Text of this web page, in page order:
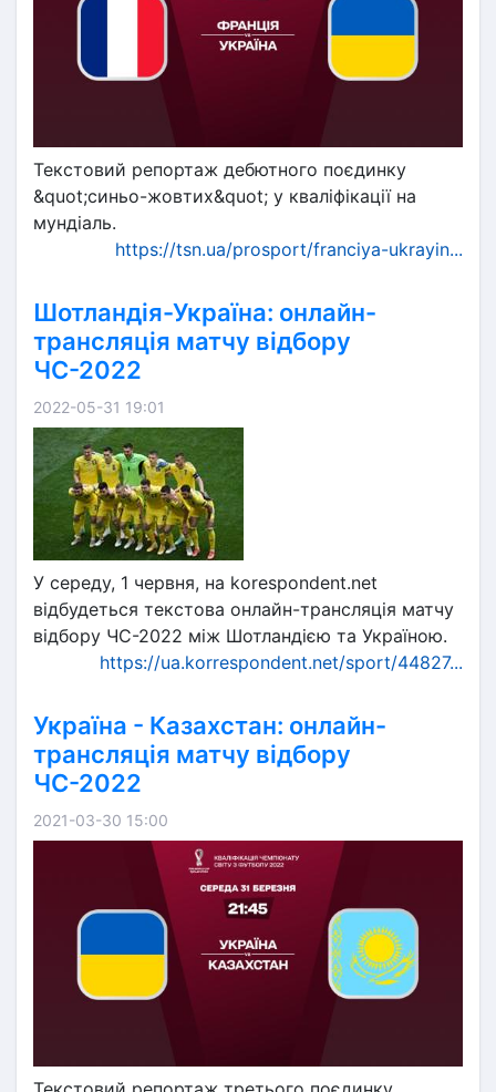
Текстовий репортаж дебютного поєдинку
&quot;синьо-жовтих&quot; у кваліфікації на
мундіаль.
https://tsn.ua/prosport/franciya-ukrayin...
Шотландія-Україна: онлайн-
трансляція матчу відбору
ЧС-2022
2022-05-31 19:01
У середу, 1 червня, на korespondent.net
відбудеться текстова онлайн-трансляція матчу
відбору ЧС-2022 між Шотландією та Україною.
https://ua.korrespondent.net/sport/44827...
Україна - Казахстан: онлайн-
трансляція матчу відбору
ЧС-2022
2021-03-30 15:00